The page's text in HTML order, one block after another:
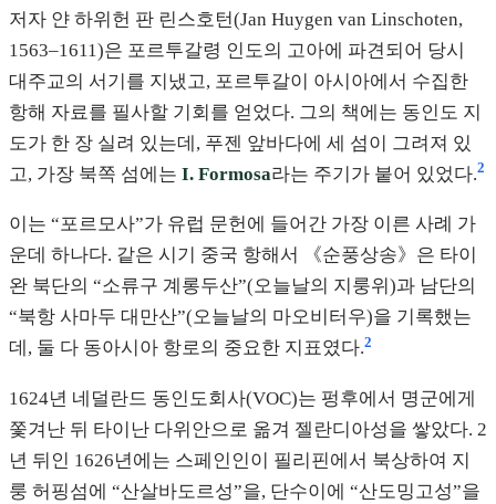
저자 얀 하위헌 판 린스호턴(Jan Huygen van Linschoten,
1563–1611)은 포르투갈령 인도의 고아에 파견되어 당시
대주교의 서기를 지냈고, 포르투갈이 아시아에서 수집한
항해 자료를 필사할 기회를 얻었다. 그의 책에는 동인도 지
도가 한 장 실려 있는데, 푸젠 앞바다에 세 섬이 그려져 있
고, 가장 북쪽 섬에는 I. Formosa라는 주기가 붙어 있었다.2
이는 “포르모사”가 유럽 문헌에 들어간 가장 이른 사례 가
운데 하나다. 같은 시기 중국 항해서 《순풍상송》은 타이
완 북단의 “소류구 계롱두산”(오늘날의 지룽위)과 남단의
“북항 사마두 대만산”(오늘날의 마오비터우)을 기록했는
데, 둘 다 동아시아 항로의 중요한 지표였다.2
1624년 네덜란드 동인도회사(VOC)는 펑후에서 명군에게
쫓겨난 뒤 타이난 다위안으로 옮겨 젤란디아성을 쌓았다. 2
년 뒤인 1626년에는 스페인인이 필리핀에서 북상하여 지
룽 허핑섬에 “산살바도르성”을, 단수이에 “산도밍고성”을